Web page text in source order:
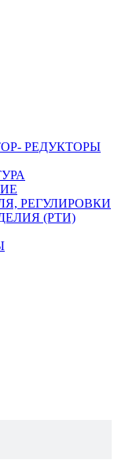
РЕДУКТОРЫ
РЕГУЛИРОВКИ
(РТИ)